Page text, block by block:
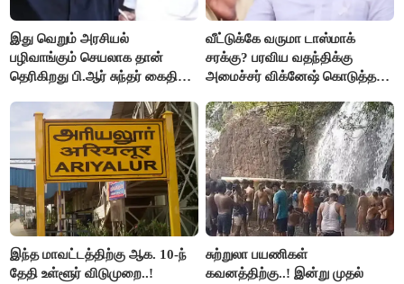
இது வெறும் அரசியல்
பழிவாங்கும் செயலாக தான்
தெரிகிறது பி.ஆர் சுந்தர் கைதிற்கு
வீட்டுக்கே வருமா டாஸ்மாக்
சரக்கு? பரவிய வதந்திக்கு
அமைச்சர் விக்னேஷ் கொடுத்த
இந்த மாவட்டத்திற்கு ஆக. 10-ந்
தேதி உள்ளூர் விடுமுறை..!
சுற்றுலா பயணிகள்
கவனத்திற்கு..! இன்று முதல்